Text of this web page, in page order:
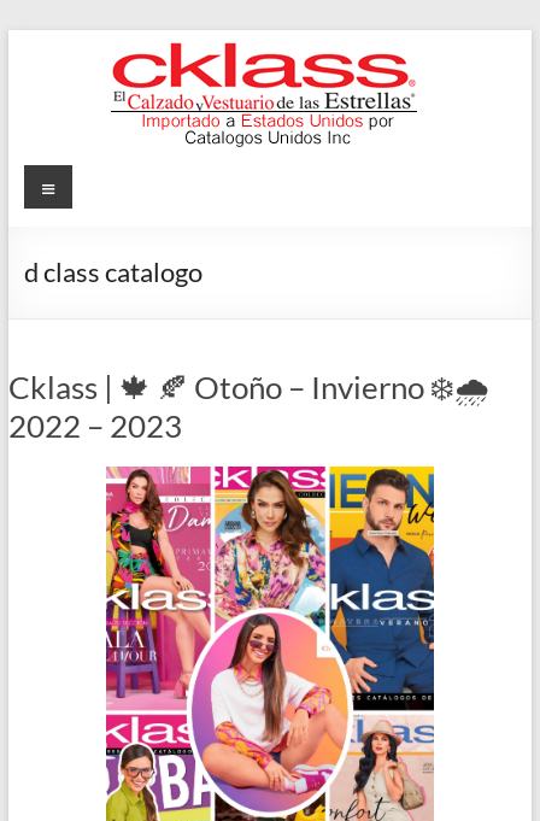
Cklass
y
Estrellas
Menu
d class catalogo
Cklass | 🍁 🍂 Otoño – Invierno ❄️🌧️
2022 – 2023